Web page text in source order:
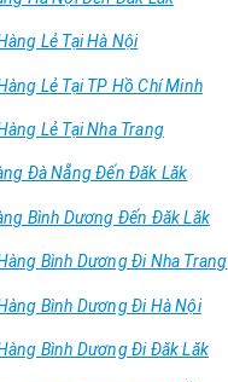
Lẻ Tại Hà Nội
Lẻ Tại TP Hồ Chí Minh
Lẻ Tại Nha Trang
Đà Nẵng Đến Đăk Lăk
Bình Dương Đến Đăk Lăk
Bình Dương Đi Nha Trang
Bình Dương Đi Hà Nội
Bình Dương Đi Đăk Lăk